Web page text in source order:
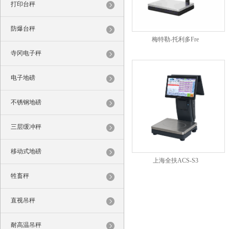
打印台秤
防爆台秤
寺冈电子秤
电子地磅
不锈钢地磅
三层缓冲秤
移动式地磅
牲畜秤
直视吊秤
耐高温吊秤
梅特勒-托利多Fre
上海全扶ACS-S3